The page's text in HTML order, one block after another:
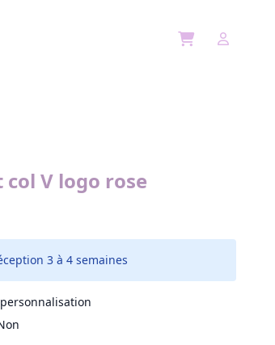
Open cartOpen
col V logo rose
3 à 4 semaines